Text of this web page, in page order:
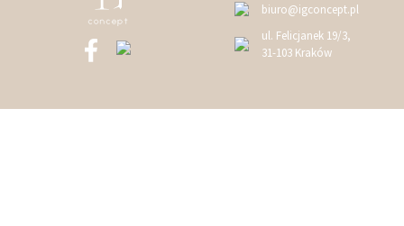
biuro@igconcept.pl
ul. Felicjanek 19/3,
31-103 Kraków